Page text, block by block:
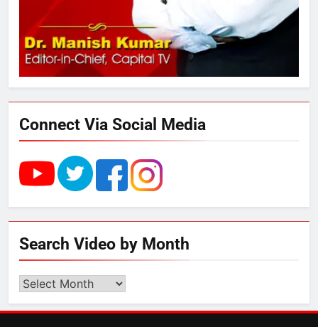
रोजगार सृजन की संभावना
3
UP में ग्रामीण बिजली आपूर्ति से कृषि,
डेयरी, कुटीर उद्योग और स्वरोजगार को
मिला बढ़ावा
राम की नगरी अयोध्या में आने वाले भक्तों
का स्वागत करेगा लक्ष्मण द्वार
उत्तर प्रदेश में गांवों में बढ़ेंगी सुविधाएं: 67%
बढ़ा पंचायतों का बजट
Connect Via Social Media
Search Video by Month
Search
by